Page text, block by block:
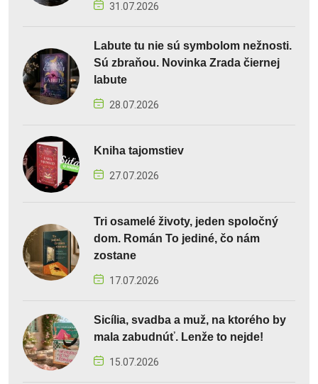
31.07.2026
Labute tu nie sú symbolom nežnosti.
Sú zbraňou. Novinka Zrada čiernej
labute
28.07.2026
Kniha tajomstiev
27.07.2026
Tri osamelé životy, jeden spoločný
dom. Román To jediné, čo nám
zostane
17.07.2026
Sicília, svadba a muž, na ktorého by
mala zabudnúť. Lenže to nejde!
15.07.2026